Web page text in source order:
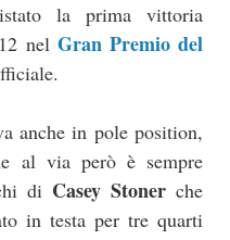
la prima vittoria
nel Gran Premio del
anche in pole position,
al via però è sempre
di Casey Stoner che
in testa per tre quarti